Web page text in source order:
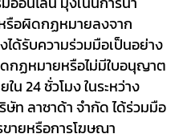
อผิดกฏหมายลงจาก
ด้รับความร่วมมือเป็นอย่าง
กฏหมายหรือไม่มีใบอนุญาต
24 ชั่วโมง ในระหว่าง
ท ลาซาด้า จำกัด ได้ร่วมมือ
ายหรือการโฆษณา